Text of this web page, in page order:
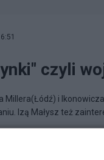
czyli
Millera(Łódź) i
Izą Małysz też